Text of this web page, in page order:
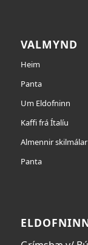
VALMYND
Heim
Panta
Um Eldofninn
Kaffi frá Ítalíu
Almennir skilmálar
Panta